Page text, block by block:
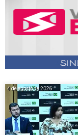
4 de agosto de 2026